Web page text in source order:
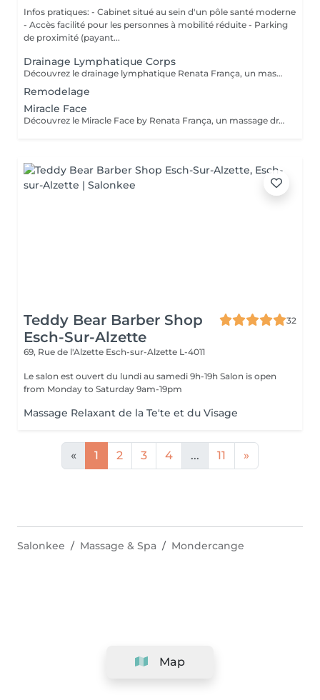
Infos pratiques: - Cabinet situé au sein d'un pôle santé moderne
- Accès facilité pour les personnes à mobilité réduite - Parking
de proximité (payant...
Drainage Lymphatique Corps
Découvrez le drainage lymphatique Renata França, un massage unique aux résultats visibles dès la première séance. Grâce à une technique spécifique et des manuvres rythmées; il favorise l'élimination des toxines, diminue la rétention d'eau, sculpte la silhouette et procure une profonde sensation de bien-être. Prenez soin de votre corps et ressentez un véritable renouveau! Contre-indications: phlébites, troubles cardiaques, maladies graves, infections en cours, grossesse sans avis médical. Fréquence recommandée: La fréquence des soins va dépendre de votre métabolisme, ainsi que de vos attentes. Un bilan sera fait lors de notre 1er rendez-vous afin de répondre au mieux à vos besoins.
Remodelage
Miracle Face
Découvrez le Miracle Face by Renata França, un massage drainant du visage à l'effet liftant naturel. Grâce à des techniques exclusives, il dégonfle, redessine et illumine votre visage dès la première séance. Fréquence recommandée: En cure: 1 à 2 séances par semaine pendant 4 semaines pour un effet liftant et drainant maximal En entretien: 1 séance toutes les 3 à 4 semaines pour conserver l'éclat et la tonicité Ponctuellement: avant un évènement, pour un effet bonne mine immédiat
Teddy Bear Barber Shop
Esch-Sur-Alzette
32
69, Rue de l'Alzette Esch-sur-Alzette L-4011
Le salon est ouvert du lundi au samedi 9h-19h Salon is open
from Monday to Saturday 9am-19pm
Massage Relaxant de la Te'te et du Visage
« 1 2 3 4 ... 11 »
Map
Salonkee Massage & Spa Mondercange